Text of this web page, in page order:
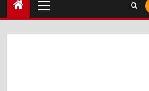
principal